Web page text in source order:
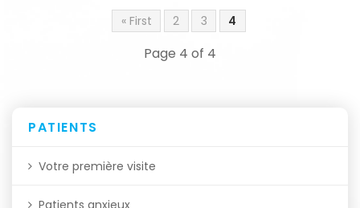
« First 2 3 4
Page 4 of 4
PATIENTS
Votre première visite
Patients anxieux